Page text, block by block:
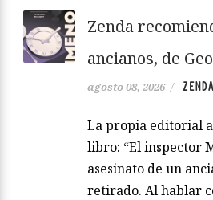
Zenda
ancianos, de
agosto 08, 2026 /
La propia editorial
libro: “El inspector
asesinato de un
retirado. Al hablar